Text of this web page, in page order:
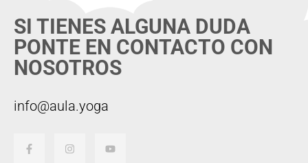
SI TIENES ALGUNA DUDA
PONTE EN CONTACTO CON
NOSOTROS
info@aula.yoga